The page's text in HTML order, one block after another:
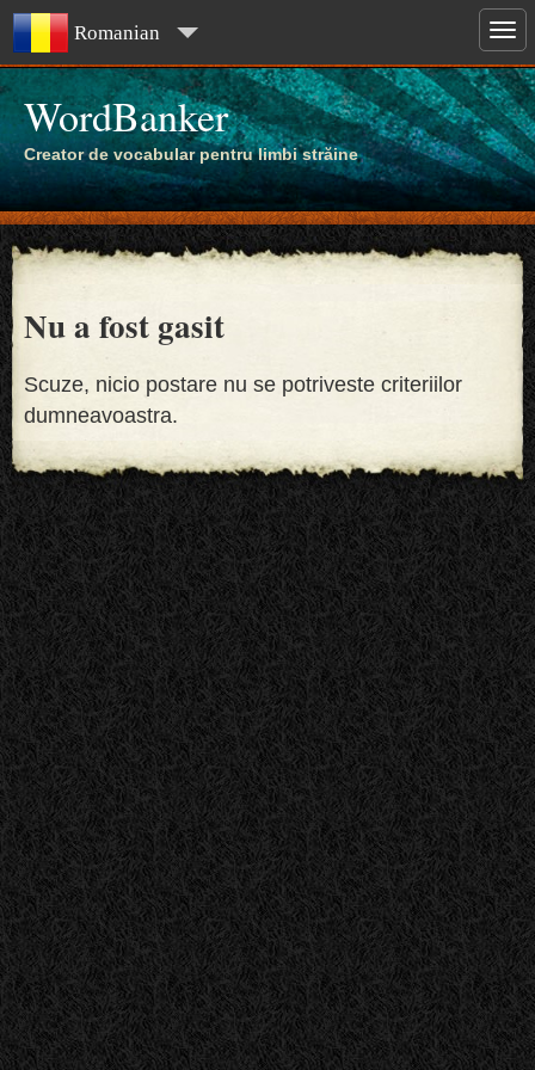
Romanian
WordBanker
Creator de vocabular pentru limbi străine
Nu a fost gasit
Scuze, nicio postare nu se potriveste criteriilor
dumneavoastra.